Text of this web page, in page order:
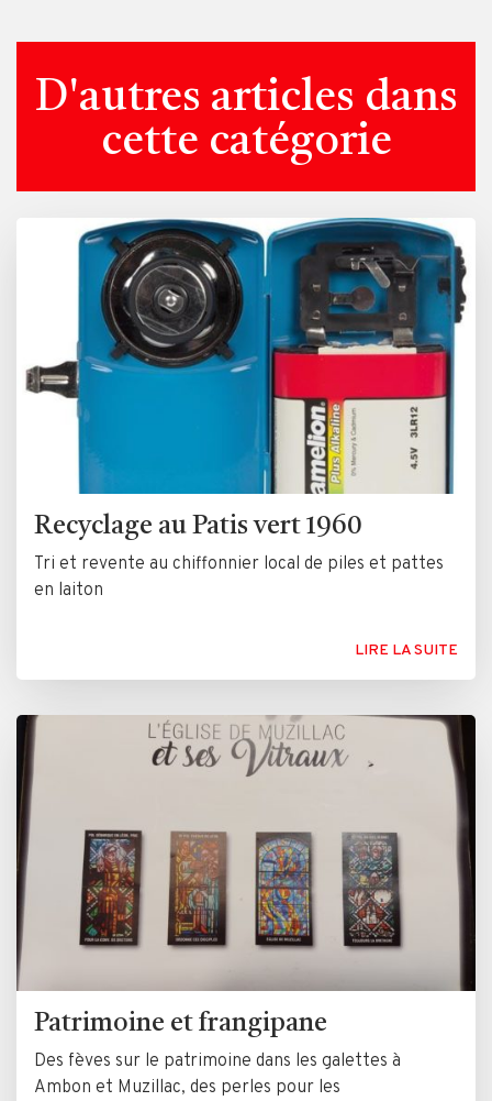
D'autres articles dans
cette catégorie
Recyclage au Patis vert 1960
Tri et revente au chiffonnier local de piles et pattes
en laiton
LIRE LA SUITE
Patrimoine et frangipane
Des fèves sur le patrimoine dans les galettes à
Ambon et Muzillac, des perles pour les